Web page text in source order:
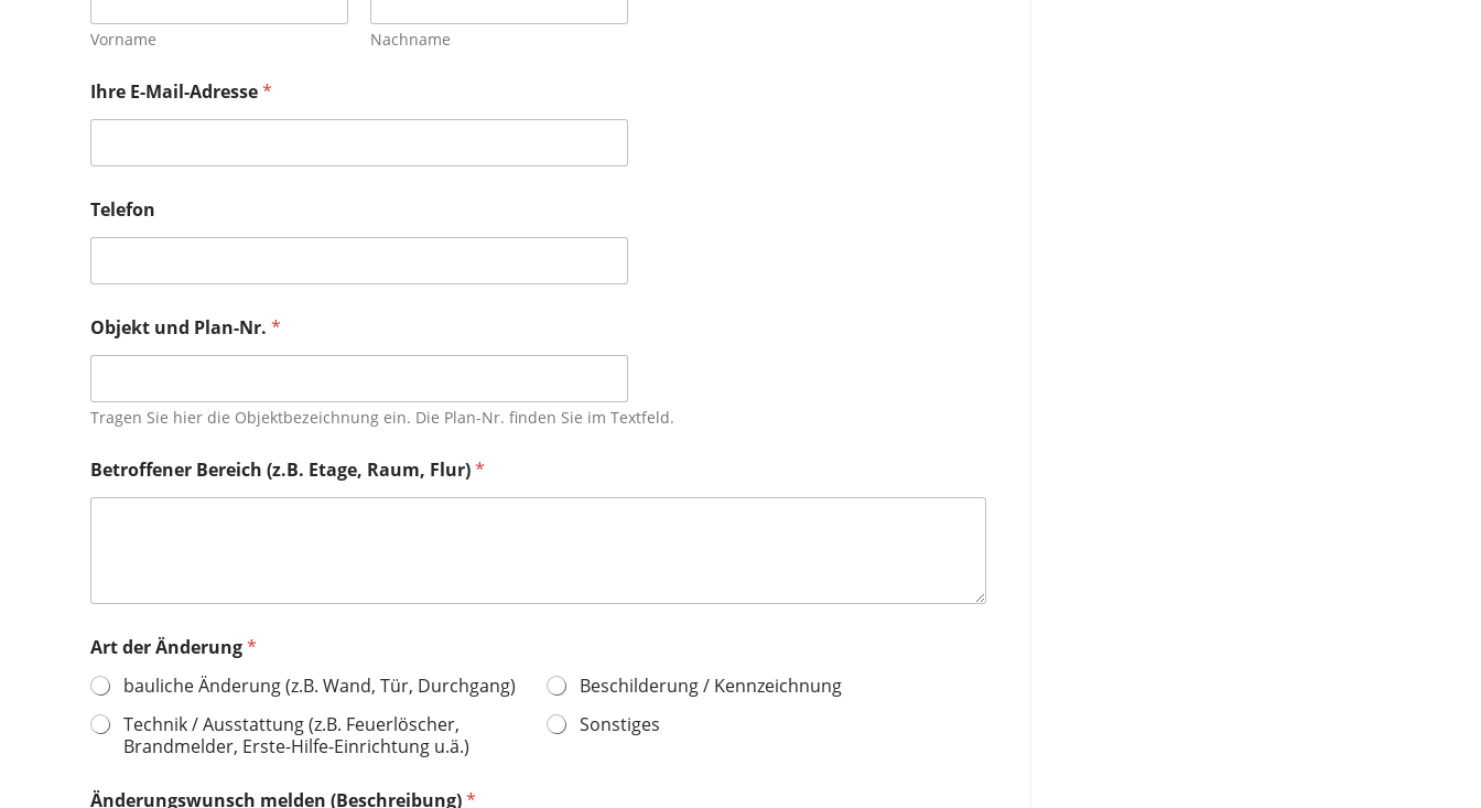
Vorname Nachname
Ihre E-Mail-Adresse*
Telefon
Objekt und Plan-Nr. *
Tragen Sie hier die Objektbezeichnung ein. Die Plan-Nr. finden Sie im Textfeld.
n
d
g
w
n
c
h
Betroffener Bereich (z.B. Etage, Raum, Flur)*
Art der Änderung*
bauliche Änderung (z.B. Wand, Tür, Durchgang)
Beschilderung / Kennzeichnung
Technik / Ausstattung (z.B. Feuerlöscher,
Brandmelder, Erste-Hilfe-Einrichtung u.ä.)
Sonstiges
Änderungswunsch melden (Beschreibung)*